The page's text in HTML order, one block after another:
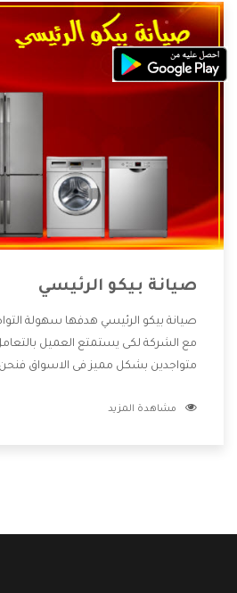
صيانة بيكو الرئيسي
صيانة بيكو الرئيسي هدفها سهولة
مع الشركة لكى يستمتع العميل
متواجدين بشكل مميز فى الاسواق
الشركة بها والتى تكون منها خدمة
مشاهدة المزيد